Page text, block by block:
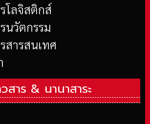
โลจิสติกส์
นวัตกรรม
สารสนเทศ
สาร & นานาสาระ